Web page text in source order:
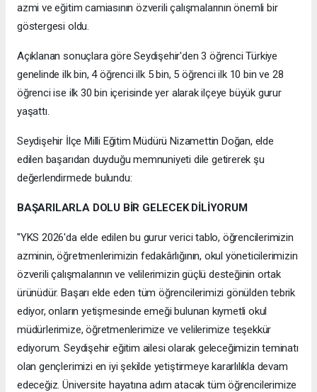
azmi ve eğitim camiasının özverili çalışmalarının önemli bir
göstergesi oldu.
Açıklanan sonuçlara göre Seydişehir'den 3 öğrenci Türkiye
genelinde ilk bin, 4 öğrenci ilk 5 bin, 5 öğrenci ilk 10 bin ve 28
öğrenci ise ilk 30 bin içerisinde yer alarak ilçeye büyük gurur
yaşattı.
Seydişehir İlçe Milli Eğitim Müdürü Nizamettin Doğan, elde
edilen başarıdan duyduğu memnuniyeti dile getirerek şu
değerlendirmede bulundu:
BAŞARILARLA DOLU BİR GELECEK DİLİYORUM
"YKS 2026'da elde edilen bu gurur verici tablo, öğrencilerimizin
azminin, öğretmenlerimizin fedakârlığının, okul yöneticilerimizin
özverili çalışmalarının ve velilerimizin güçlü desteğinin ortak
ürünüdür. Başarı elde eden tüm öğrencilerimizi gönülden tebrik
ediyor, onların yetişmesinde emeği bulunan kıymetli okul
müdürlerimize, öğretmenlerimize ve velilerimize teşekkür
ediyorum. Seydişehir eğitim ailesi olarak geleceğimizin teminatı
olan gençlerimizi en iyi şekilde yetiştirmeye kararlılıkla devam
edeceğiz. Üniversite hayatına adım atacak tüm öğrencilerimize